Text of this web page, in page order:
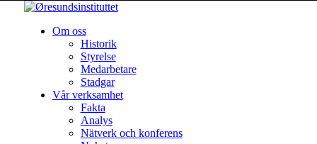
Om oss
Historik
Styrelse
Medarbetare
Stadgar
Vår verksamhet
Fakta
Analys
Nätverk och konferens